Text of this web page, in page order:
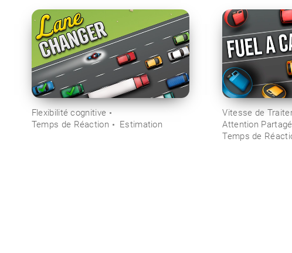
Flexibilité cognitive
Temps de Réaction
Estimation
Vitesse de
Attention
Temps de